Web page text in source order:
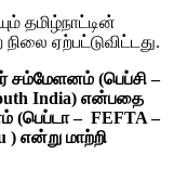
தமிழ்நாட்டின்
ஏற்பட்டுவிட்டது.
சம்மேளனம் (பெப்சி –
India) என்பதை
(பெப்டா – FEFTA –
) என்று மாற்றி